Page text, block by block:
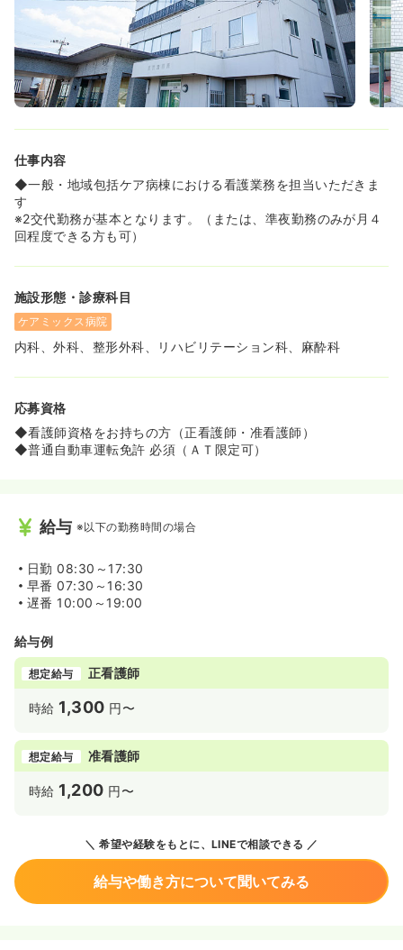
す。
《急性期から在宅まで、幅広い看護スキルを身につけられ
ます》
◆一般病棟、地域包括ケア病棟、介護医療院と多様な機能
を持つケアミックス型の病院のため、幅広い領域の看護を
経験することができます。
◆訪問看護ステーションも併設しており、将来的には在宅
◆患者様の様々な病期に関わることができるため、一貫し
た看護を提供しながら、自身のスキルアップにつなげられ
《地域に根差し、患者様一人ひとりに寄り添う看護を実現
できます》
◆外来から入院、リハビリ、在宅サービスまで、地域住民
◆患者様やご家族とじっくり向き合い、信頼関係を築きな
がら看護を提供したいという想いを実現できる職場です。
◆地域医療に深く貢献している実感を得ながら、やりがい
を持って働くことができます。
仕事内容
◆一般・地域包括ケア病棟における看護業務を担当いただきま
す
※2交代勤務が基本となります。（または、準夜勤務のみが月４
回程度できる方も可）
施設形態・診療科目
ケアミックス病院
内科、外科、整形外科、リハビリテーション科、麻酔科
応募資格
◆看護師資格をお持ちの方（正看護師・准看護師）
◆普通自動車運転免許 必須（ＡＴ限定可）
給与 ※以下の勤務時間の場合
日勤 08:30～17:30
早番 07:30～16:30
遅番 10:00～19:00
給与例
想定給与 正看護師
時給 1,300 円〜
想定給与 准看護師
時給 1,200 円〜
希望や経験をもとに、LINEで相談できる
給与や働き方について聞いてみる